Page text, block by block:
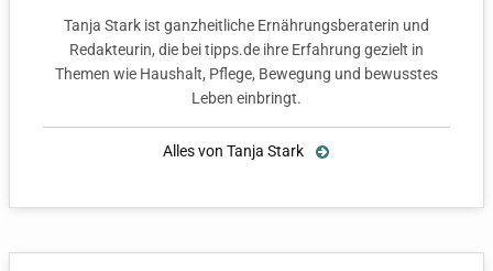
Tanja Stark ist ganzheitliche Ernährungsberaterin und
Redakteurin, die bei tipps.de ihre Erfahrung gezielt in
Themen wie Haushalt, Pflege, Bewegung und bewusstes
Leben einbringt.
Alles von Tanja Stark